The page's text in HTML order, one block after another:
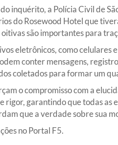
inquérito, a Polícia Civil de
do Rosewood Hotel que
oitivas são importantes para
eletrônicos, como
conter mensagens,
coletados para formar um
o compromisso com a
rigor, garantindo que todas as
que a verdade sobre sua
no Portal F5.